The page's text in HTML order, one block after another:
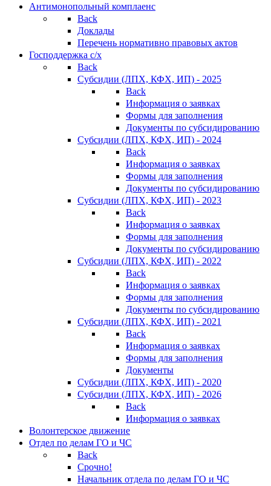
Антимонопольный комплаенс
Back
Доклады
Перечень нормативно правовых актов
Господдержка с/х
Back
Субсидии (ЛПХ, КФХ, ИП) - 2025
Back
Информация о заявках
Формы для заполнения
Документы по субсидированию
Субсидии (ЛПХ, КФХ, ИП) - 2024
Back
Информация о заявках
Формы для заполнения
Документы по субсидированию
Субсидии (ЛПХ, КФХ, ИП) - 2023
Back
Информация о заявках
Формы для заполнения
Документы по субсидированию
Субсидии (ЛПХ, КФХ, ИП) - 2022
Back
Информация о заявках
Формы для заполнения
Документы по субсидированию
Субсидии (ЛПХ, КФХ, ИП) - 2021
Back
Информация о заявках
Формы для заполнения
Документы
Субсидии (ЛПХ, КФХ, ИП) - 2020
Субсидии (ЛПХ, КФХ, ИП) - 2026
Back
Информация о заявках
Волонтерское движение
Отдел по делам ГО и ЧС
Back
Срочно!
Начальник отдела по делам ГО и ЧС